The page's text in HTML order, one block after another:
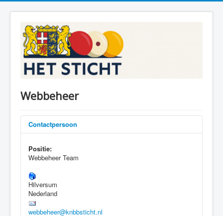
Webbeheer
Contactpersoon
Positie:
Webbeheer Team
Hilversum
Nederland
webbeheer@knbbsticht.nl